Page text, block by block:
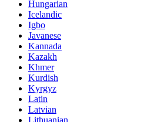
Hungarian
Icelandic
Igbo
Javanese
Kannada
Kazakh
Khmer
Kurdish
Kyrgyz
Latin
Latvian